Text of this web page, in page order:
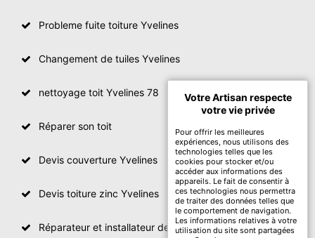
Probleme fuite toiture Yvelines
Changement de tuiles Yvelines
nettoyage toit Yvelines 78
Réparer son toit
Devis couverture Yvelines
Devis toiture zinc Yvelines
Réparateur et installateur de fenetre de toit Yvelines
Votre Artisan respecte
votre vie privée
Pour offrir les meilleures
expériences, nous utilisons des
technologies telles que les
cookies pour stocker et/ou
accéder aux informations des
appareils. Le fait de consentir à
ces technologies nous permettra
de traiter des données telles que
le comportement de navigation.
Les informations relatives à votre
utilisation du site sont partagées